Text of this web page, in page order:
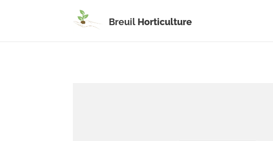
Breuil Horticulture